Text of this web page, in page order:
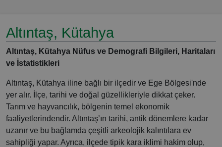
Altıntaş, Kütahya
Altıntaş, Kütahya Nüfus ve Demografi Bilgileri, Haritaları
ve İstatistikleri
Altıntaş, Kütahya iline bağlı bir ilçedir ve Ege Bölgesi'nde
yer alır. İlçe, tarihi ve doğal güzellikleriyle dikkat çeker.
Tarım ve hayvancılık, bölgenin temel ekonomik
faaliyetlerindendir. Altıntaş’ın tarihi, antik dönemlere kadar
uzanır ve bu bağlamda çeşitli arkeolojik kalıntılara ev
sahipliği yapar. Ayrıca, ilçede tipik kara iklimi hakim olup,